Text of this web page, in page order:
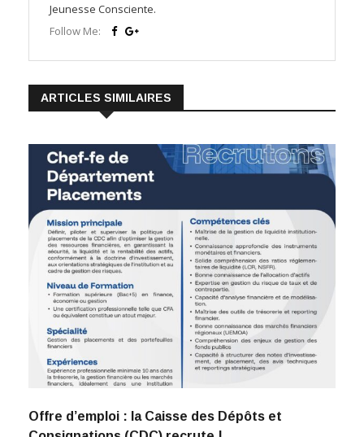
Jeunesse Consciente.
Follow Me:
ARTICLES SIMILAIRES
Offre d’emploi : la Caisse des Dépôts et